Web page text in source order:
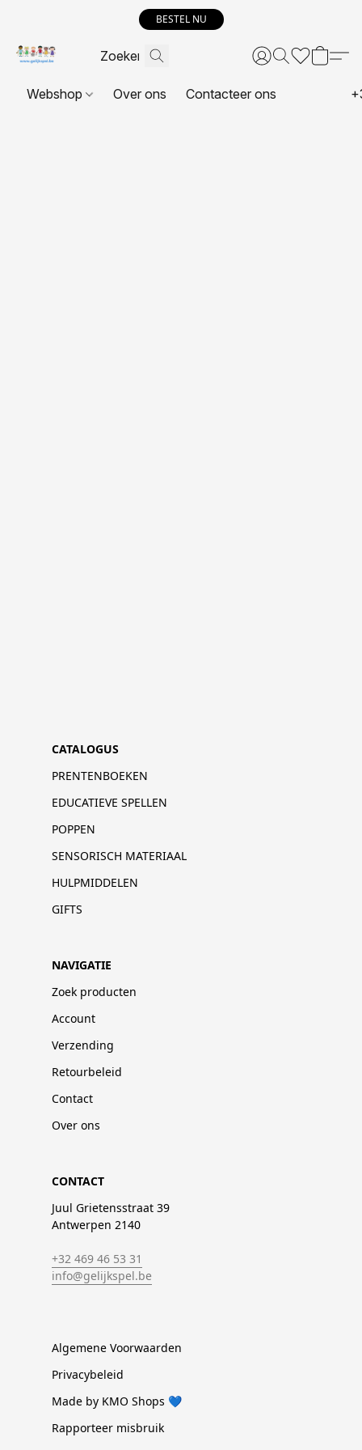
BESTEL NU
Webshop Over ons Contacteer ons
CATALOGUS
PRENTENBOEKEN
EDUCATIEVE SPELLEN
POPPEN
SENSORISCH MATERIAAL
HULPMIDDELEN
GIFTS
NAVIGATIE
Zoek producten
Account
Verzending
Retourbeleid
Contact
Over ons
CONTACT
Juul Grietensstraat 39
Antwerpen 2140
+32 469 46 53 31
info@gelijkspel.be
Algemene Voorwaarden
Privacybeleid
Made by KMO Shops 💙
Rapporteer misbruik